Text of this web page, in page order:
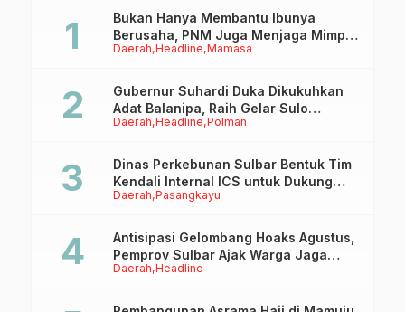
Daerah Headline Mamasa
Bukan Hanya Membantu Ibunya
Berusaha, PNM Juga Menjaga Mimpi
Anaknya Untuk Menggapai Cita-Cita
Daerah Headline Polman
Gubernur Suhardi Duka Dikukuhkan
Adat Balanipa, Raih Gelar Sulo
Tappidena
Daerah Pasangkayu
Dinas Perkebunan Sulbar Bentuk Tim
Kendali Internal ICS untuk Dukung
Sertifikasi ISPO Pekebun di
Daerah Headline
Antisipasi Gelombang Hoaks Agustus,
Pemprov Sulbar Ajak Warga Jaga
Ruang Digital